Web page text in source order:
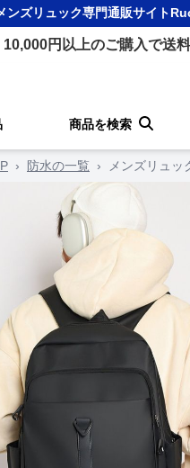
ンズリュック専門通販サイト
10,000円以上のご購入で送
商品を検索
› 防水の一覧 › メンズリュ